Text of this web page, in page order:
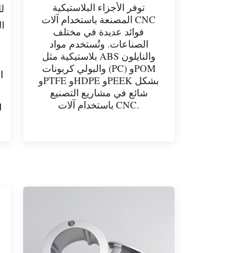
توفر الأجزاء البلاستيكية
المصنعة باستخدام آلات CNC
فوائد عديدة في مختلف
الصناعات. وتُستخدم مواد
بلاستيكية مثل ABS والنايلون
والبولي كربونات (PC) وPOM
وPTFE وHDPE وPEEK بشكل
شائع في مشاريع التصنيع
باستخدام آلات CNC.